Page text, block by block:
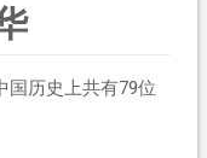
国历史上共有79位